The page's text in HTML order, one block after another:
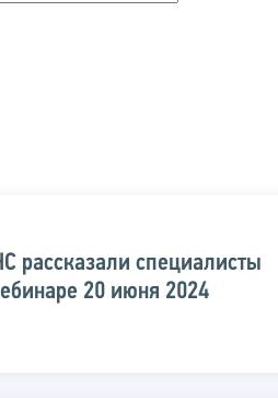
рассказали специалисты
20 июня 2024